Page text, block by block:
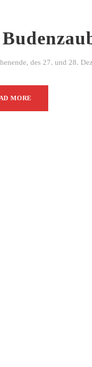
des 27. und 28.
MORE